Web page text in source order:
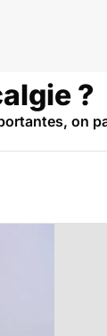
?
on